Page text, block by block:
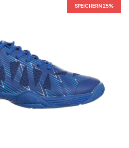
SPEICHERN 25%
SPEICHERN 25%
SPEICHERN 25%
SPEICHERN 25%
SPEICHERN 25%